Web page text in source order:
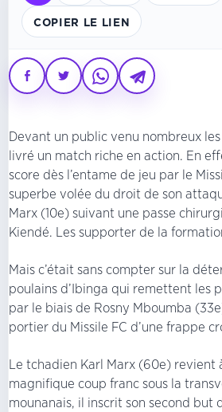
COPIER LE LIEN
Devant un public venu nombreux
livré un match riche en action. En
score dès l’entame de jeu par le
superbe volée du droit de son
Marx (10e) suivant une passe
Kiendé. Les supporter de la
Mais c’était sans compter sur la
poulains d’Ibinga qui remettent les
par le biais de Rosny Mboumba
portier du Missile FC d’une frappe
Le tchadien Karl Marx (60e) revient
magnifique coup franc sous la
mounanais, il inscrit son second but